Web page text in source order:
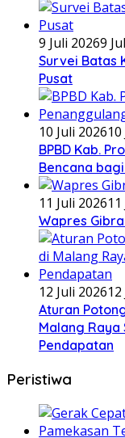
9 Juli 20269
Survei Batas
Pusat
10 Juli 2026
BPBD Kab.
Bencana
11 Juli 2026
Wapres
12 Juli 2026
Aturan
Malang
Pendapatan
Peristiwa